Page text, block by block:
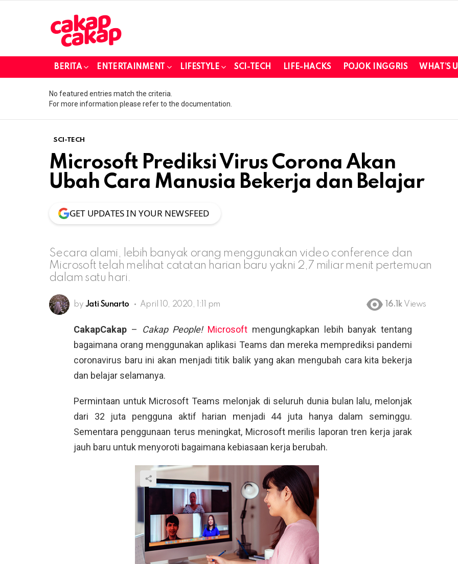
BERITA ENTERTAINMENT LIFESTYLE SCI-TECH LIFE-HACKS POJOK INGGRIS WHAT’S
No featured entries match the criteria.
For more information please refer to the documentation.
SCI-TECH
Microsoft Prediksi Virus Corona Akan
Ubah Cara Manusia Bekerja dan Belajar
GET UPDATES IN YOUR NEWSFEED
Secara alami, lebih banyak orang menggunakan video conference dan
Microsoft telah melihat catatan harian baru yakni 2,7 miliar menit pertemuan
dalam satu hari.
by Jati Sunarto April 10, 2020, 1:11 pm 16.1k Views
CakapCakap – Cakap People! Microsoft mengungkapkan lebih banyak tentang
bagaimana orang menggunakan aplikasi Teams dan mereka memprediksi pandemi
coronavirus baru ini akan menjadi titik balik yang akan mengubah cara kita bekerja
dan belajar selamanya.
Permintaan untuk Microsoft Teams melonjak di seluruh dunia bulan lalu, melonjak
dari 32 juta pengguna aktif harian menjadi 44 juta hanya dalam seminggu.
Sementara penggunaan terus meningkat, Microsoft merilis laporan tren kerja jarak
jauh baru untuk menyoroti bagaimana kebiasaan kerja berubah.